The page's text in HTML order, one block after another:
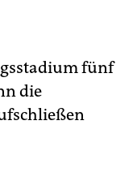
fünf
die